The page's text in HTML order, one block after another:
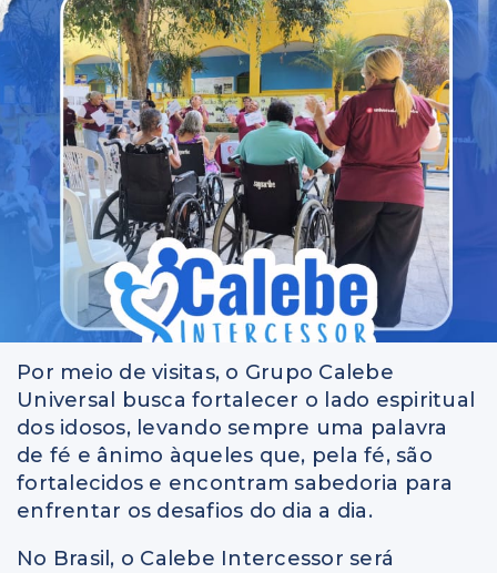
Por meio de visitas, o Grupo Calebe
Universal busca fortalecer o lado espiritual
dos idosos, levando sempre uma palavra
de fé e ânimo àqueles que, pela fé, são
fortalecidos e encontram sabedoria para
enfrentar os desafios do dia a dia.
No Brasil, o Calebe Intercessor será